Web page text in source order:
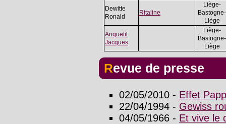
Dewitte
Ronald
Ritaline
Liège-
Bastogne-
Liège
Anquetil
Jacques
Liège-
Bastogne-
Liège
Revue de presse
02/05/2010 - Effet
22/04/1994 - Gewiss
04/05/1966 - Et vive le